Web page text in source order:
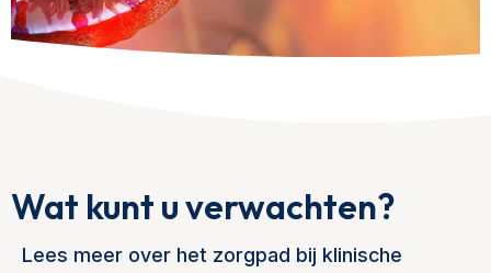
Wat kunt u verwachten?
Lees meer over het zorgpad bij klinische